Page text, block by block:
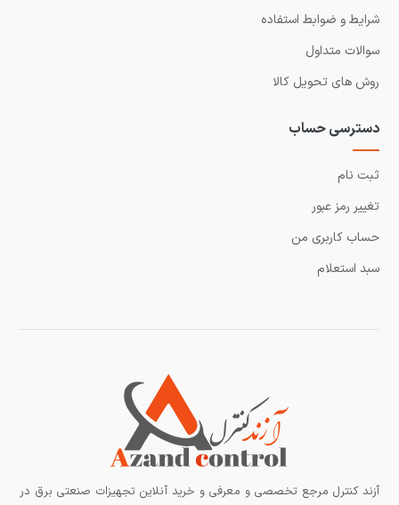
شرایط و ضوابط استفاده
سوالات متداول
روش های تحویل کالا
دسترسی حساب
ثبت نام
تغییر رمز عبور
حساب کاربری من
سبد استعلام
آزند کنترل مرجع تخصصی و معرفی و خرید آنلاین تجهیزات صنعتی برق در